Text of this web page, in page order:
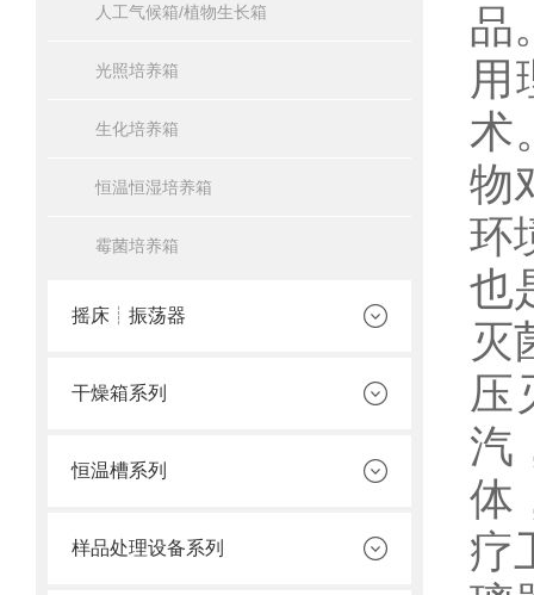
人工气候箱/植物生长箱
光照培养箱
生化培养箱
恒温恒湿培养箱
霉菌培养箱
摇床┊振荡器
干燥箱系列
恒温槽系列
样品处理设备系列
品
用
术
物
环
也
灭
压
汽
体
疗